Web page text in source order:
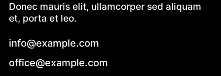
Donec mauris elit, ullamcorper sed aliquam
et, porta et leo.
info@example.com
office@example.com